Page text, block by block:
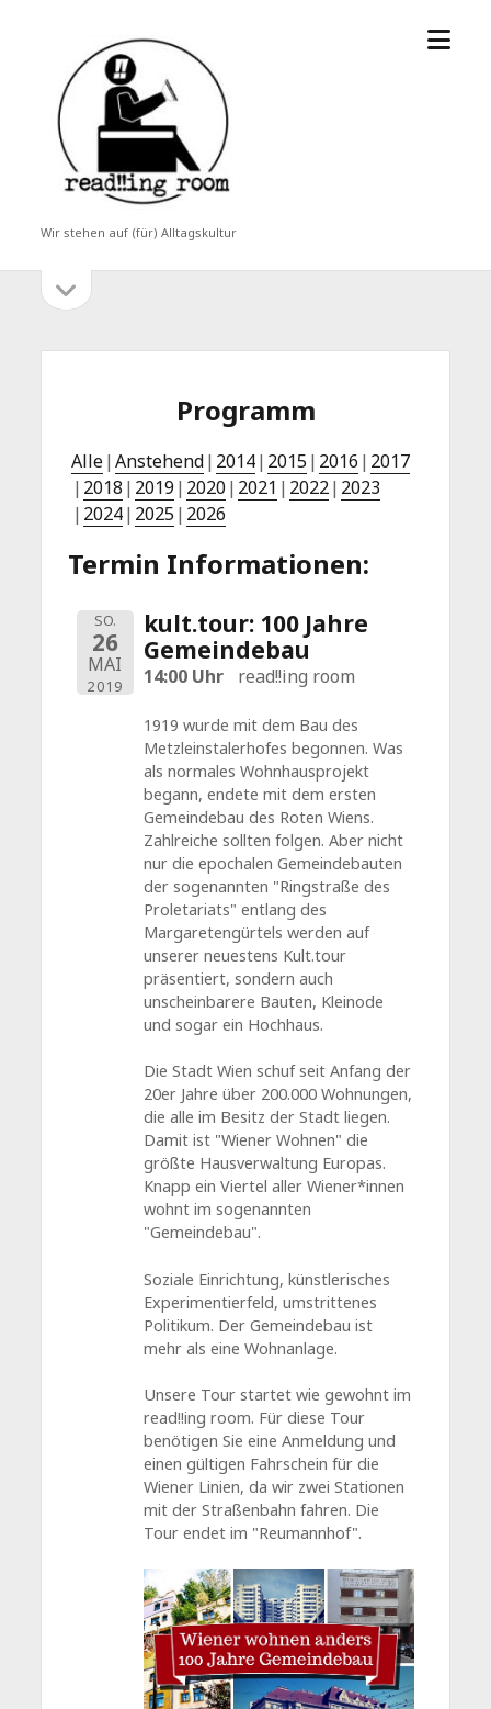
read!!ing
room
Wir stehen auf (für) Alltagskultur
Menü
Seitenleiste
öffnen
Programm
Alle Anstehend 2014 2015 2016 2017
2018 2019 2020 2021 2022 2023
2024 2025 2026
Termin Informationen:
SO.
26
MAI
2019
kult.tour: 100 Jahre
Gemeindebau
14:00 Uhr read!!ing room
1919 wurde mit dem Bau des
Metzleinstalerhofes begonnen. Was
als normales Wohnhausprojekt
begann, endete mit dem ersten
Gemeindebau des Roten Wiens.
Zahlreiche sollten folgen. Aber nicht
nur die epochalen Gemeindebauten
der sogenannten "Ringstraße des
Proletariats" entlang des
Margaretengürtels werden auf
unserer neuestens Kult.tour
präsentiert, sondern auch
unscheinbarere Bauten, Kleinode
und sogar ein Hochhaus.
Die Stadt Wien schuf seit Anfang der
20er Jahre über 200.000 Wohnungen,
die alle im Besitz der Stadt liegen.
Damit ist "Wiener Wohnen" die
größte Hausverwaltung Europas.
Knapp ein Viertel aller Wiener*innen
wohnt im sogenannten
"Gemeindebau".
Soziale Einrichtung, künstlerisches
Experimentierfeld, umstrittenes
Politikum. Der Gemeindebau ist
mehr als eine Wohnanlage.
Unsere Tour startet wie gewohnt im
read!!ing room. Für diese Tour
benötigen Sie eine Anmeldung und
einen gültigen Fahrschein für die
Wiener Linien, da wir zwei Stationen
mit der Straßenbahn fahren. Die
Tour endet im "Reumannhof".